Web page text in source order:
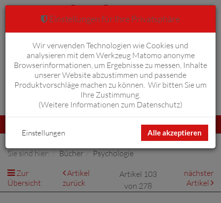
Anmelden Warenkorb 0
umschalten
Sie sind hier: Bücher
Psychologie
Zur
Übersicht
Artikel
zurück
Artikel 103
von 278
nächster
Artikel
Einstellungen für Ihre Privatsphäre
Wir verwenden Technologien wie Cookies und
analysieren mit dem Werkzeug Matomo anonyme
Browserinformationen, um Ergebnisse zu messen, Inhalte
unserer Website abzustimmen und passende
Produktvorschläge machen zu können. Wir bitten Sie um
Ihre Zustimmung.
(Weitere Informationen zum Datenschutz)
Alle akzeptieren
Einstellungen